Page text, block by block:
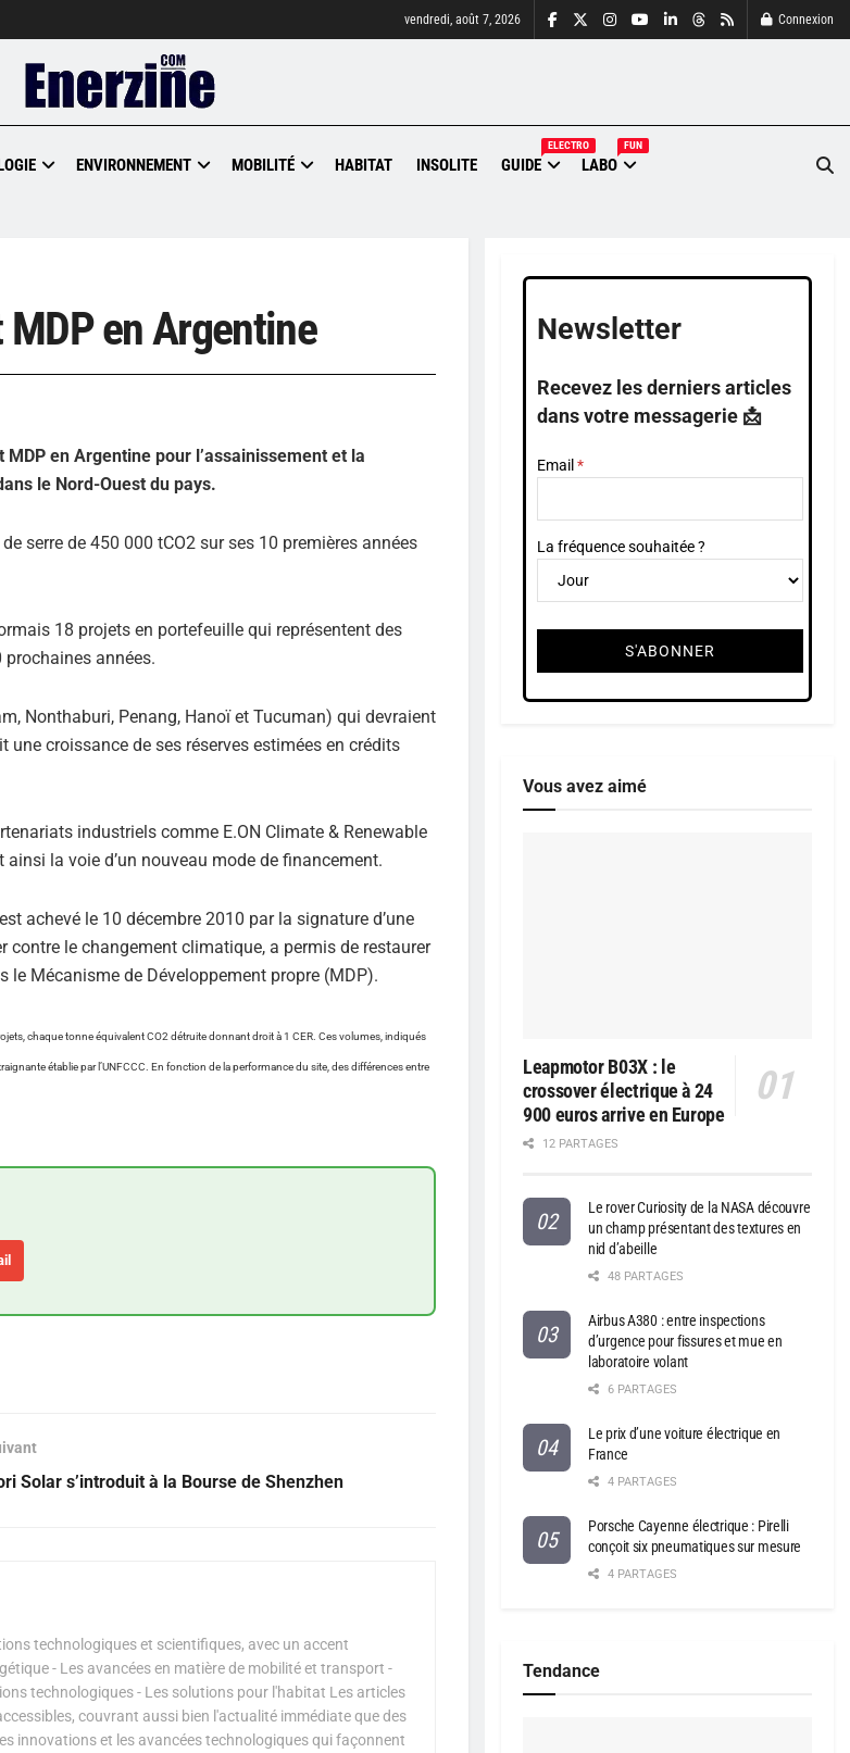
vendredi, août 7, 2026 Connexion
ENVIRONNEMENT MOBILITÉ HABITAT INSOLITE GUIDE
ELECTRO
LABO
FUN
en Argentine
en Argentine pour l’assainissement et la
le Nord-Ouest du pays.
serre de 450 000 tCO2 sur ses 10 premières années
18 projets en portefeuille qui représentent des
années.
Nonthaburi, Penang, Hanoï et Tucuman) qui devraient
croissance de ses réserves estimées en crédits
industriels comme E.ON Climate & Renewable
la voie d’un nouveau mode de financement.
achevé le 10 décembre 2010 par la signature d’une
contre le changement climatique, a permis de restaurer
Mécanisme de Développement propre (MDP).
chaque tonne équivalent CO2 détruite donnant droit à 1 CER. Ces volumes, indiqués
établie par l’UNFCCC. En fonction de la performance du site, des différences entre
Solar s’introduit à la Bourse de Shenzhen
technologiques et scientifiques, avec un accent
- Les avancées en matière de mobilité et transport -
technologiques - Les solutions pour l'habitat Les articles
couvrant aussi bien l'actualité immédiate que des
innovations et les avancées technologiques qui façonnent
Newsletter
Recevez les derniers articles
dans votre messagerie 📩
Email
La fréquence souhaitée ?
Vous avez aimé
Leapmotor B03X : le
crossover électrique à 24
900 euros arrive en Europe
12 PARTAGES
Le rover Curiosity de la NASA découvre
un champ présentant des textures en
nid d’abeille
48 PARTAGES
Airbus A380 : entre inspections
d’urgence pour fissures et mue en
laboratoire volant
6 PARTAGES
Le prix d’une voiture électrique en
France
4 PARTAGES
Porsche Cayenne électrique : Pirelli
conçoit six pneumatiques sur mesure
4 PARTAGES
Tendance